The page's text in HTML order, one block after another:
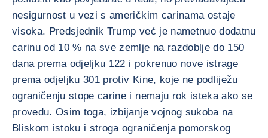
nesigurnost u vezi s američkim carinama ostaje
visoka. Predsjednik Trump već je nametnuo dodatnu
carinu od 10 % na sve zemlje na razdoblje do 150
dana prema odjeljku 122 i pokrenuo nove istrage
prema odjeljku 301 protiv Kine, koje ne podliježu
ograničenju stope carine i nemaju rok isteka ako se
provedu. Osim toga, izbijanje vojnog sukoba na
Bliskom istoku i stroga ograničenja pomorskog